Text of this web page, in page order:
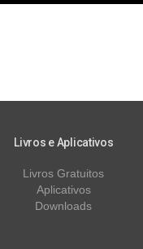
Livros e Aplicativos
Livros Gratuitos
Aplicativos
Downloads